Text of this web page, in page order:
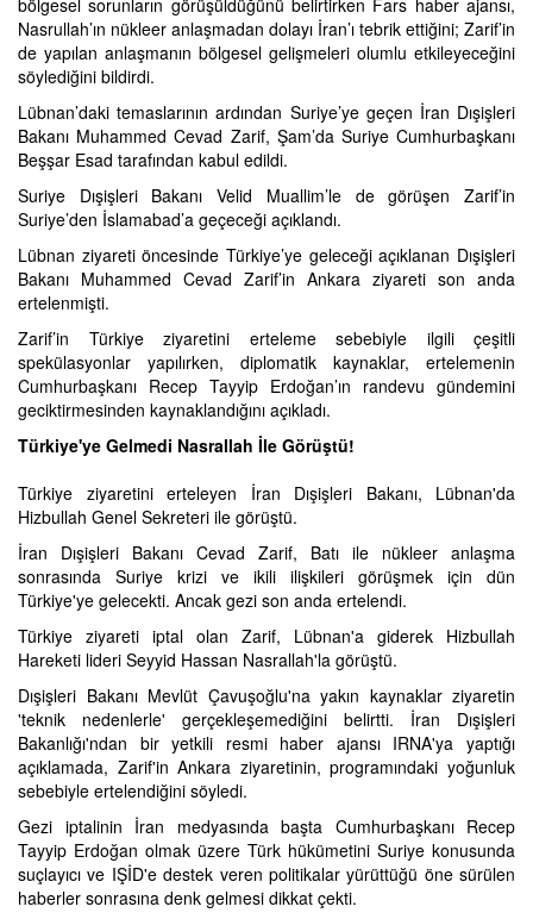
Nasrullah’ın nükleer anlaşmadan dolayı İran’ı tebrik ettiğini; Zarif’in
de yapılan anlaşmanın bölgesel gelişmeleri olumlu etkileyeceğini
söylediğini bildirdi.
Lübnan’daki temaslarının ardından Suriye’ye geçen İran Dışişleri
Bakanı Muhammed Cevad Zarif, Şam’da Suriye Cumhurbaşkanı
Beşşar Esad tarafından kabul edildi.
Suriye Dışişleri Bakanı Velid Muallim’le de görüşen Zarif’in
Suriye’den İslamabad’a geçeceği açıklandı.
Lübnan ziyareti öncesinde Türkiye’ye geleceği açıklanan Dışişleri
Bakanı Muhammed Cevad Zarif’in Ankara ziyareti son anda
ertelenmişti.
Zarif’in Türkiye ziyaretini erteleme sebebiyle ilgili çeşitli
spekülasyonlar yapılırken, diplomatik kaynaklar, ertelemenin
Cumhurbaşkanı Recep Tayyip Erdoğan’ın randevu gündemini
geciktirmesinden kaynaklandığını açıkladı.
Türkiye'ye Gelmedi Nasrallah İle Görüştü!
Türkiye ziyaretini erteleyen İran Dışişleri Bakanı, Lübnan'da
Hizbullah Genel Sekreteri ile görüştü.
İran Dışişleri Bakanı Cevad Zarif, Batı ile nükleer anlaşma
sonrasında Suriye krizi ve ikili ilişkileri görüşmek için dün
Türkiye'ye gelecekti. Ancak gezi son anda ertelendi.
Türkiye ziyareti iptal olan Zarif, Lübnan'a giderek Hizbullah
Hareketi lideri Seyyid Hassan Nasrallah'la görüştü.
Dışişleri Bakanı Mevlüt Çavuşoğlu'na yakın kaynaklar ziyaretin
'teknik nedenlerle' gerçekleşemediğini belirtti. İran Dışişleri
Bakanlığı'ndan bir yetkili resmi haber ajansı IRNA'ya yaptığı
açıklamada, Zarif'in Ankara ziyaretinin, programındaki yoğunluk
sebebiyle ertelendiğini söyledi.
Gezi iptalinin İran medyasında başta Cumhurbaşkanı Recep
Tayyip Erdoğan olmak üzere Türk hükümetini Suriye konusunda
suçlayıcı ve IŞİD'e destek veren politikalar yürüttüğü öne sürülen
haberler sonrasına denk gelmesi dikkat çekti.